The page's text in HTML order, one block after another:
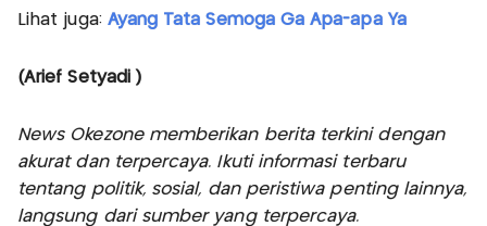
Lihat juga: Ayang Tata Semoga Ga Apa-apa Ya
(Arief Setyadi )
News Okezone memberikan berita terkini dengan
akurat dan terpercaya. Ikuti informasi terbaru
tentang politik, sosial, dan peristiwa penting lainnya,
langsung dari sumber yang terpercaya.